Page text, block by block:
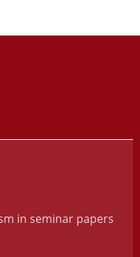
in seminar papers